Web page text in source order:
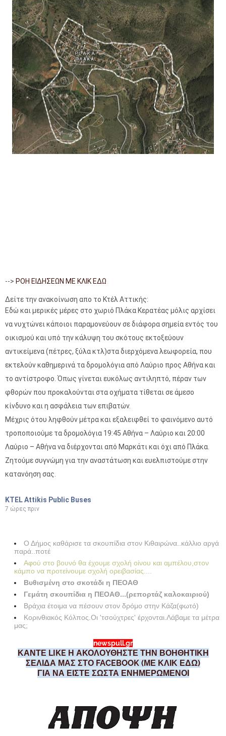
--> ΡΟΗ ΕΙΔΗΣΕΩΝ ΜΕ ΚΛΙΚ ΕΔΩ
Δείτε την ανακοίνωση απο το Κτέλ Αττικής:
Εδώ και μερικές μέρες στο χωριό Πλάκα Κερατέας μόλις αρχίσει
να νυχτώνει κάποιοι παραμονεύουν σεδιάφορα σημεία εντός του
οικισμού και υπό την κάλυψη του σκότους εκτοξεύουν
αντικείμενα (πέτρες, ξύλα κτλ)στα διερχόμενα λεωφορεία, που
εκτελούν καθημερινά τα δρομολόγια από Λαύριο προς Αθήνα και
το αντίστροφο. Όπως γίνεται ευκόλως αντιληπτό, πέραν των
φθορών που προκαλούνται στα οχήματα τίθεται σε άμεσο
κίνδυνο και η ασφάλεια των επιβατών.
Μέχρις ότου ληφθούν μέτρα και εξαλειφθεί το φαινόμενο αυτό
τροποποιούμε τα δρομολόγια 19:45 Αθήνα – Λαύριο και 20:00
Λαύριο – Αθήνα να διέρχονται από Μαρκάτι και όχι από Πλάκα.
Ζητούμε συγνώμη για την αναστάτωση και ευελπιστούμε στην
κατανόηση σας.
KTEL Attikis Public Buses
7 ώρες πριν
Ο Δήμος καθάρισε τα σκουπίδια στον Κιθαιρώνα..κάλλιο αργά
παρά..ποτέ
Αφού στο βουνό θα έχουμε σχολή οίνου και αμπέλου,στον
κάμπο να προτείνουμε σχολή ορειβασίας....
Βυθισμένη στο σκοτάδι η ΠΕΟΑΘ
Γεμάτη σκουπίδια η ΠΕΟΑΘ...(ρεπορτάζ καλοκαιριού)
Βράχια έτοιμα να πέσουν στον δρόμο στην Κάζα(φωτό)
Κορινθιακός Κόλπος.Οι 'τσούχτρες' έρχονται.Λάβαμε τα μέτρα
μας;
newspull.gr
ΚΑΝΤΕ LIKE Η ΑΚΟΛΟΥΘΗΣΤΕ ΤΗΝ ΒΟΗΘΗΤΙΚΗ
ΣΕΛΙΔΑ ΜΑΣ ΣΤΟ FACEBOOK (ΜΕ ΚΛΙΚ ΕΔΩ)
ΓΙΑ ΝΑ ΕΙΣΤΕ ΣΩΣΤΑ ΕΝΗΜΕΡΩΜΕΝΟΙ